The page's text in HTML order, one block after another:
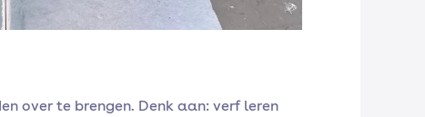
over te brengen. Denk aan: verf leren